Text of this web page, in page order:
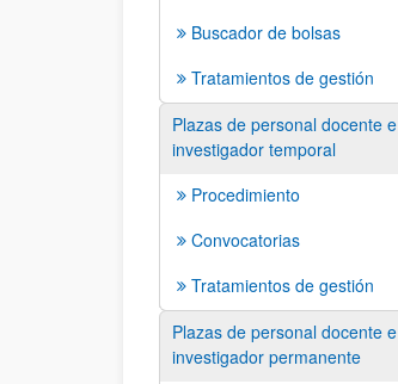
Buscador de bolsas
Tratamientos de gestión
Plazas de personal docente e
investigador temporal
Procedimiento
Convocatorias
Tratamientos de gestión
Plazas de personal docente e
investigador permanente